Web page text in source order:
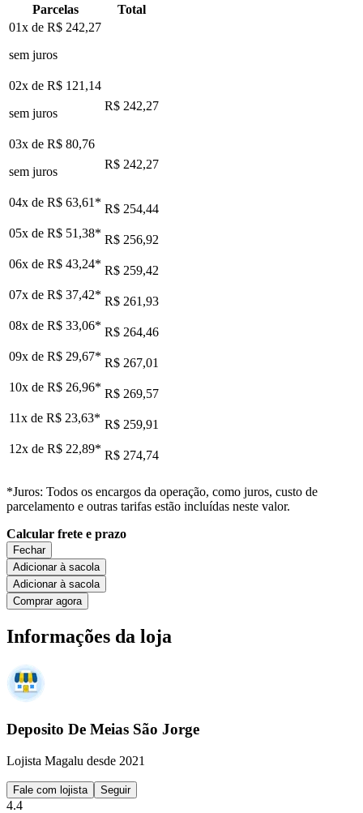
Parcelas
Total
01x de R$ 242,27
sem juros
02x de R$ 121,14
sem juros
R$ 242,27
03x de R$ 80,76
sem juros
R$ 242,27
04x de R$ 63,61 * R$ 254,44
05x de R$ 51,38* R$ 256,92
06x de R$ 43,24* R$ 259,42
07x de R$ 37,42* R$ 261,93
08x de R$ 33,06* R$ 264,46
09x de R$ 29,67* R$ 267,01
10x de R$ 26,96* R$ 269,57
11x de R$ 23,63* R$ 259,91
12x de R$ 22,89* R$ 274,74
*Juros: Todos os encargos da operação, como juros, custo de
parcelamento e outras tarifas estão incluídas neste valor.
Calcular frete e prazo
Fechar
Adicionar à sacola
Adicionar à sacola
Comprar agora
Informações da loja
Deposito De Meias São Jorge
Lojista Magalu desde 2021
Fale com lojista Seguir
4.4